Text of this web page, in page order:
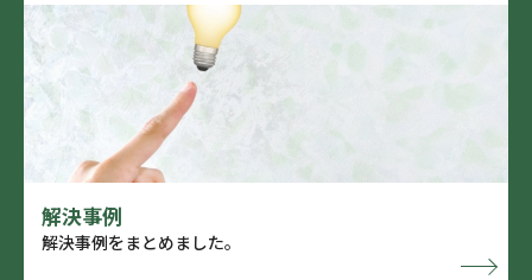
解決事例
解決事例をまとめました。